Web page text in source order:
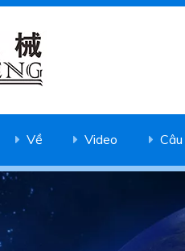
Về Video